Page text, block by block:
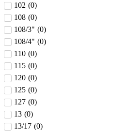
102 (0)
108 (0)
108/3" (0)
108/4" (0)
110 (0)
115 (0)
120 (0)
125 (0)
127 (0)
13 (0)
13/17 (0)